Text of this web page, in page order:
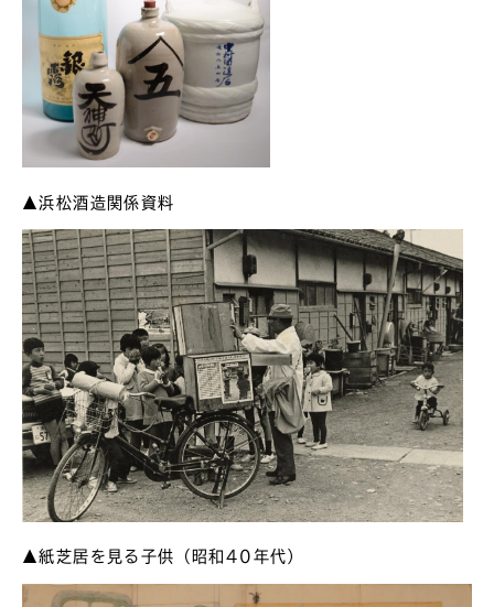
▲浜松酒造関係資料
▲紙芝居を見る子供（昭和40年代）